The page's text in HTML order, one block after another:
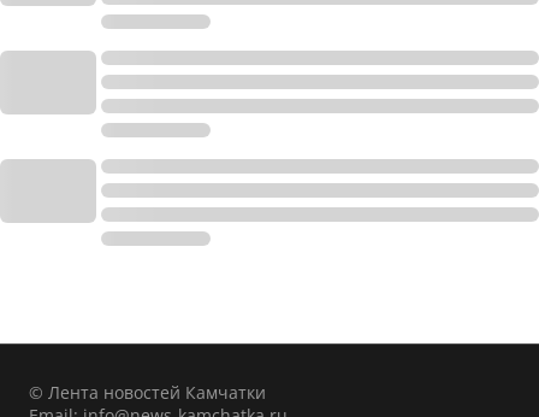
© Лента новостей Камчатки